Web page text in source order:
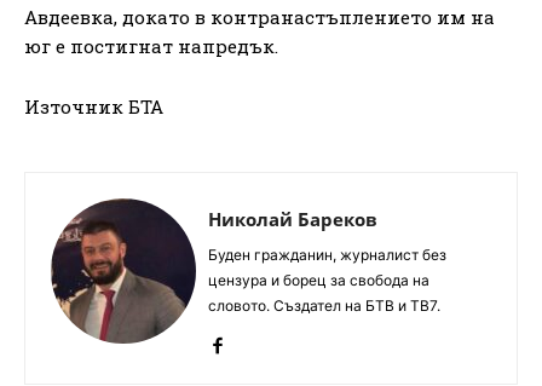
Авдеевка, докато в контранастъплението им на
юг е постигнат напредък.
Източник БТА
Николай Бареков
Буден гражданин, журналист без
цензура и борец за свобода на
словото. Създател на БТВ и ТВ7.